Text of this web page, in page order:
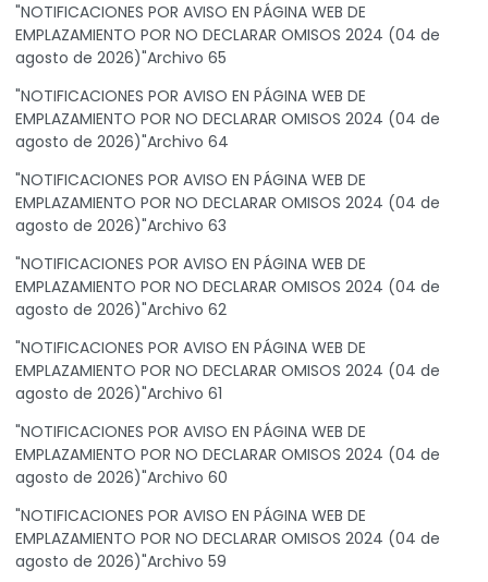
"NOTIFICACIONES POR AVISO EN PÁGINA WEB DE
EMPLAZAMIENTO POR NO DECLARAR OMISOS 2024 (04 de
agosto de 2026)"Archivo 65
"NOTIFICACIONES POR AVISO EN PÁGINA WEB DE
EMPLAZAMIENTO POR NO DECLARAR OMISOS 2024 (04 de
agosto de 2026)"Archivo 64
"NOTIFICACIONES POR AVISO EN PÁGINA WEB DE
EMPLAZAMIENTO POR NO DECLARAR OMISOS 2024 (04 de
agosto de 2026)"Archivo 63
"NOTIFICACIONES POR AVISO EN PÁGINA WEB DE
EMPLAZAMIENTO POR NO DECLARAR OMISOS 2024 (04 de
agosto de 2026)"Archivo 62
"NOTIFICACIONES POR AVISO EN PÁGINA WEB DE
EMPLAZAMIENTO POR NO DECLARAR OMISOS 2024 (04 de
agosto de 2026)"Archivo 61
"NOTIFICACIONES POR AVISO EN PÁGINA WEB DE
EMPLAZAMIENTO POR NO DECLARAR OMISOS 2024 (04 de
agosto de 2026)"Archivo 60
"NOTIFICACIONES POR AVISO EN PÁGINA WEB DE
EMPLAZAMIENTO POR NO DECLARAR OMISOS 2024 (04 de
agosto de 2026)"Archivo 59